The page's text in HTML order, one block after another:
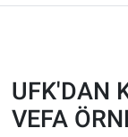
UFK'DAN
VEFA
EKONOMİ
ÇEVRE